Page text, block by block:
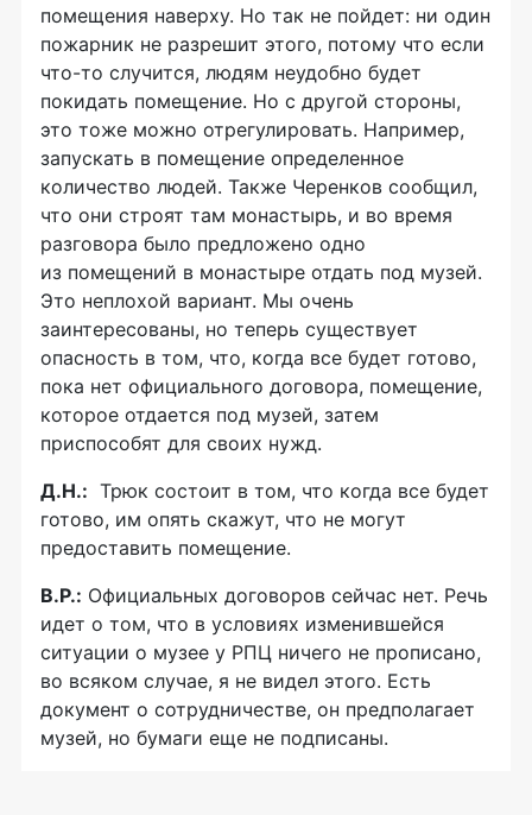
помещения наверху. Но так не пойдет: ни один
пожарник не разрешит этого, потому что если
что-то случится, людям неудобно будет
покидать помещение. Но с другой стороны,
это тоже можно отрегулировать. Например,
запускать в помещение определенное
количество людей. Также Черенков сообщил,
что они строят там монастырь, и во время
разговора было предложено одно
из помещений в монастыре отдать под музей.
Это неплохой вариант. Мы очень
заинтересованы, но теперь существует
опасность в том, что, когда все будет готово,
пока нет официального договора, помещение,
которое отдается под музей, затем
приспособят для своих нужд.
Д.Н.: Трюк состоит в том, что когда все будет
готово, им опять скажут, что не могут
предоставить помещение.
В.Р.: Официальных договоров сейчас нет. Речь
идет о том, что в условиях изменившейся
ситуации о музее у РПЦ ничего не прописано,
во всяком случае, я не видел этого. Есть
документ о сотрудничестве, он предполагает
музей, но бумаги еще не подписаны.